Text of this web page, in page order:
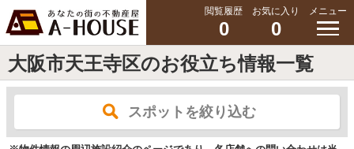
閲覧履歴
0
お気に入り
0
メニュー
大阪市天王寺区のお役立ち情報一覧
スポットを絞り込む